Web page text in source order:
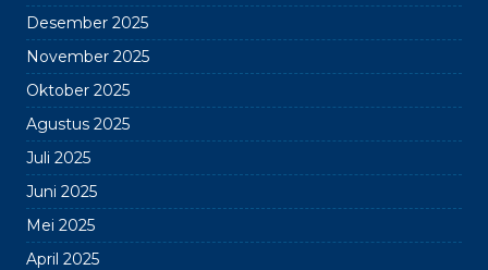
Desember 2025
November 2025
Oktober 2025
Agustus 2025
Juli 2025
Juni 2025
Mei 2025
April 2025